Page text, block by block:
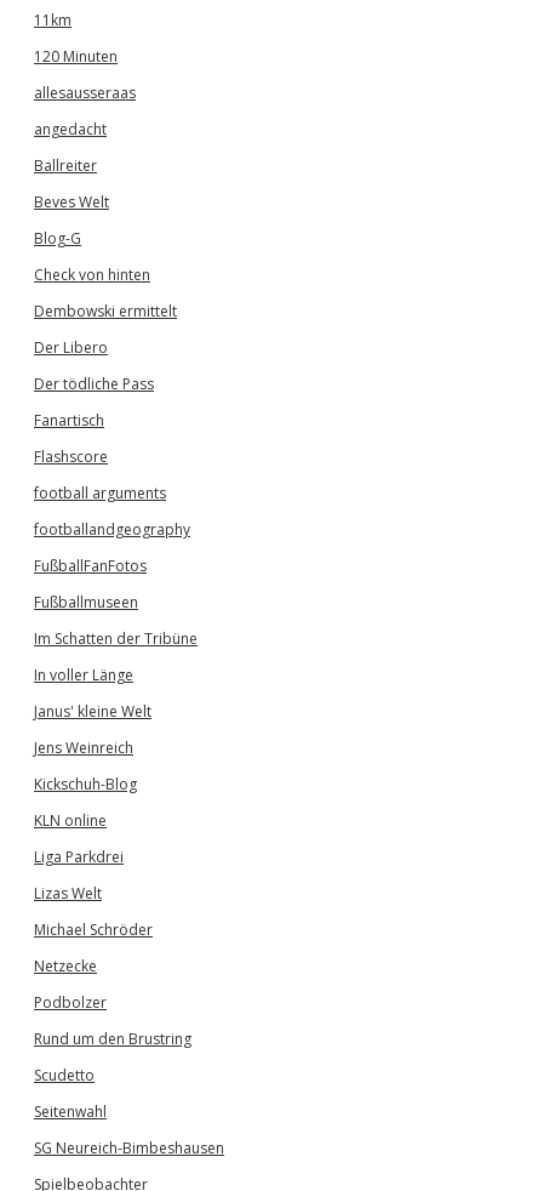
11km
120 Minuten
allesausseraas
angedacht
Ballreiter
Beves Welt
Blog-G
Check von hinten
Dembowski ermittelt
Der Libero
Der tödliche Pass
Fanartisch
Flashscore
football arguments
footballandgeography
FußballFanFotos
Fußballmuseen
Im Schatten der Tribüne
In voller Länge
Janus' kleine Welt
Jens Weinreich
Kickschuh-Blog
KLN online
Liga Parkdrei
Lizas Welt
Michael Schröder
Netzecke
Podbolzer
Rund um den Brustring
Scudetto
Seitenwahl
SG Neureich-Bimbeshausen
Spielbeobachter